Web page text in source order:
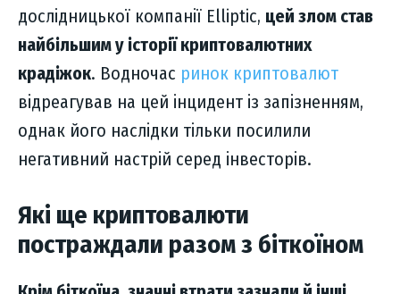
дослідницької компанії Elliptic, цей злом став
найбільшим у історії криптовалютних
крадіжок. Водночас ринок криптовалют
відреагував на цей інцидент із запізненням,
однак його наслідки тільки посилили
негативний настрій серед інвесторів.
Які ще криптовалюти
постраждали разом з біткоїном